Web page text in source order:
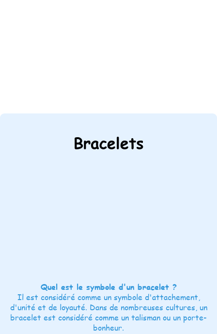
Bracelets
Quel est le symbole d'un bracelet ?
Il est considéré comme un symbole d'attachement,
d'unité et de loyauté. Dans de nombreuses cultures, un
bracelet est considéré comme un talisman ou un porte-
bonheur.